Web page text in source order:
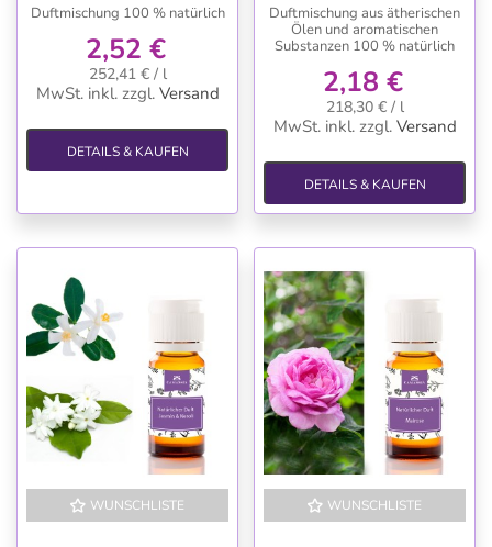
Duftmischung 100 % natürlich
2,52 €
252,41 € / l
MwSt. inkl. zzgl. Versand
DETAILS & KAUFEN
Duftmischung aus ätherischen
Ölen und aromatischen
Substanzen 100 % natürlich
2,18 €
218,30 € / l
MwSt. inkl. zzgl. Versand
DETAILS & KAUFEN
WUNSCHLISTE WUNSCHLISTE